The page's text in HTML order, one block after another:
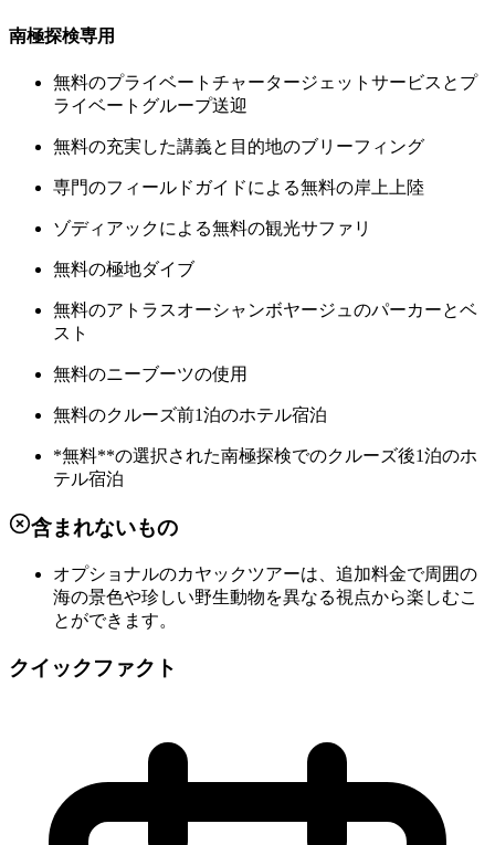
南極探検専用
無料のプライベートチャータージェットサービスとプ
ライベートグループ送迎
無料の充実した講義と目的地のブリーフィング
専門のフィールドガイドによる無料の岸上上陸
ゾディアックによる無料の観光サファリ
無料の極地ダイブ
無料のアトラスオーシャンボヤージュのパーカーとベ
スト
無料のニーブーツの使用
無料のクルーズ前1泊のホテル宿泊
*無料**の選択された南極探検でのクルーズ後1泊のホ
テル宿泊
含まれないもの
オプショナルのカヤックツアーは、追加料金で周囲の
海の景色や珍しい野生動物を異なる視点から楽しむこ
とができます。
クイックファクト